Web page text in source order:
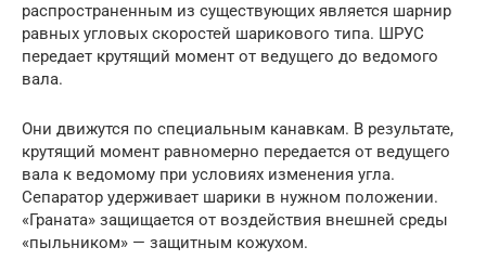
распространенным из существующих является шарнир
равных угловых скоростей шарикового типа. ШРУС
передает крутящий момент от ведущего до ведомого
вала.
Они движутся по специальным канавкам. В результате,
крутящий момент равномерно передается от ведущего
вала к ведомому при условиях изменения угла.
Сепаратор удерживает шарики в нужном положении.
«Граната» защищается от воздействия внешней среды
«пыльником» — защитным кожухом.